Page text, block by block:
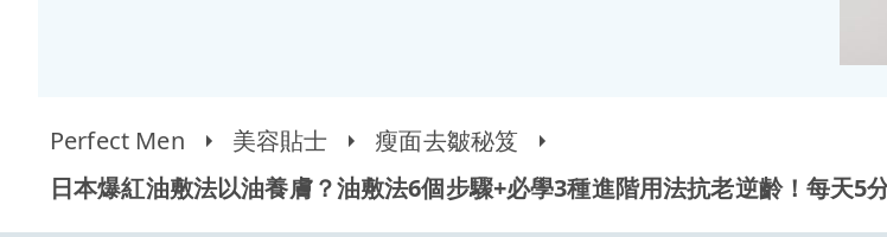
Perfect Men 美容貼士
瘦面去皺秘笈
日本爆紅油敷法以油養膚？油敷法6個步驟+必學3種進階用法抗老逆齡！每天5